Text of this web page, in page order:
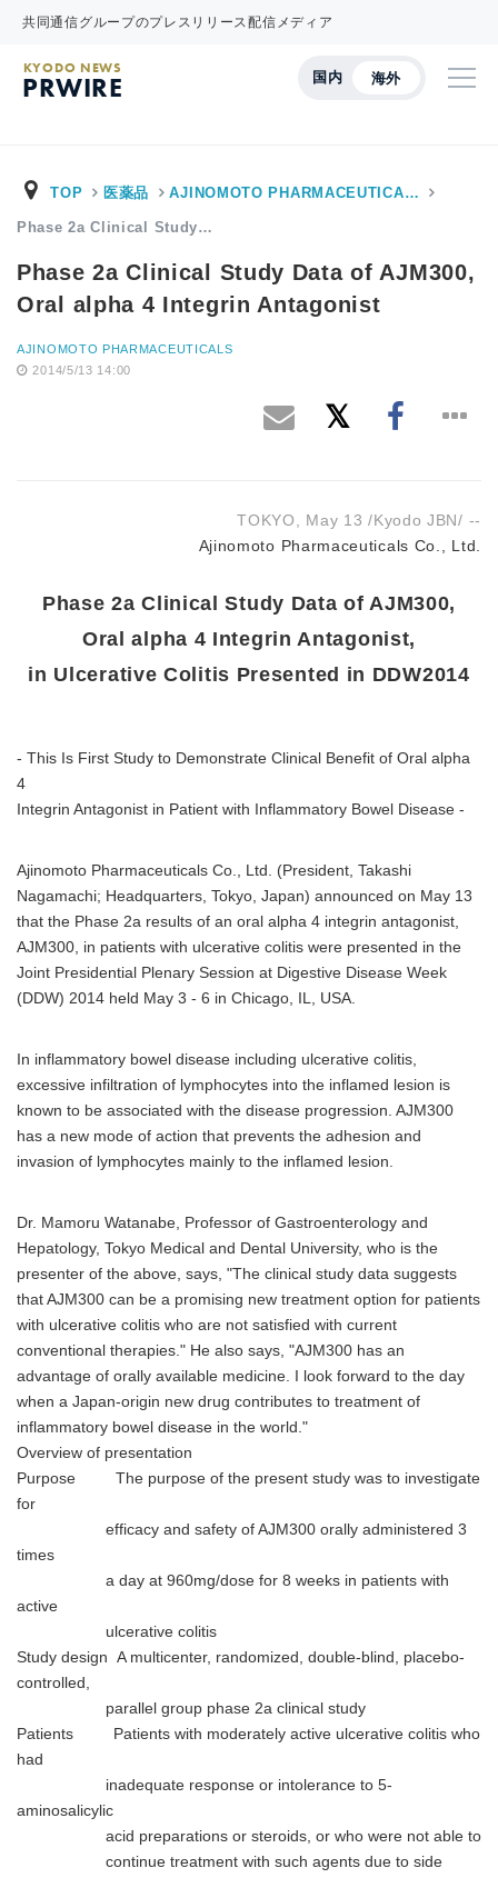
共同通信グループのプレスリリース配信メディア
国内 海外
KYODO NEWS
PRWIRE
TOP 医薬品 AJINOMOTO PHARMACEUTICA…
Phase 2a Clinical Study…
Phase 2a Clinical Study Data of AJM300,
Oral alpha 4 Integrin Antagonist
AJINOMOTO PHARMACEUTICALS
2014/5/13 14:00
TOKYO, May 13 /Kyodo JBN/ --
Ajinomoto Pharmaceuticals Co., Ltd.
Phase 2a Clinical Study Data of AJM300,
Oral alpha 4 Integrin Antagonist,
in Ulcerative Colitis Presented in DDW2014
- This Is First Study to Demonstrate Clinical Benefit of Oral alpha
4
Integrin Antagonist in Patient with Inflammatory Bowel Disease -
Ajinomoto Pharmaceuticals Co., Ltd. (President, Takashi
Nagamachi; Headquarters, Tokyo, Japan) announced on May 13
that the Phase 2a results of an oral alpha 4 integrin antagonist,
AJM300, in patients with ulcerative colitis were presented in the
Joint Presidential Plenary Session at Digestive Disease Week
(DDW) 2014 held May 3 - 6 in Chicago, IL, USA.
In inflammatory bowel disease including ulcerative colitis,
excessive infiltration of lymphocytes into the inflamed lesion is
known to be associated with the disease progression. AJM300
has a new mode of action that prevents the adhesion and
invasion of lymphocytes mainly to the inflamed lesion.
Dr. Mamoru Watanabe, Professor of Gastroenterology and
Hepatology, Tokyo Medical and Dental University, who is the
presenter of the above, says, "The clinical study data suggests
that AJM300 can be a promising new treatment option for patients
with ulcerative colitis who are not satisfied with current
conventional therapies." He also says, "AJM300 has an
advantage of orally available medicine. I look forward to the day
when a Japan-origin new drug contributes to treatment of
inflammatory bowel disease in the world."
Overview of presentation
Purpose The purpose of the present study was to investigate
for
efficacy and safety of AJM300 orally administered 3
times
a day at 960mg/dose for 8 weeks in patients with
active
ulcerative colitis
Study design A multicenter, randomized, double-blind, placebo-
controlled,
parallel group phase 2a clinical study
Patients Patients with moderately active ulcerative colitis who
had
inadequate response or intolerance to 5-
aminosalicylic
acid preparations or steroids, or who were not able to
continue treatment with such agents due to side